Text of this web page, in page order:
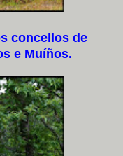
concellos de
e Muíños.